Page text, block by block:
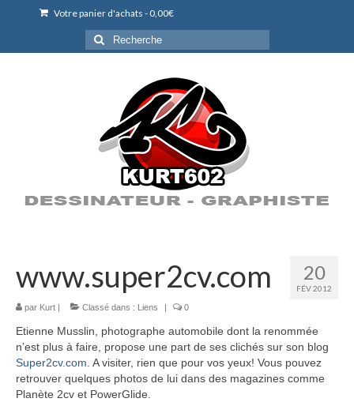
Votre panier d'achats - 0,00€
Rechercher
:
20
FÉV 2012
www.super2cv.com
par Kurt | Classé dans : Liens | 0
Etienne Musslin, photographe automobile dont la renommée
n’est plus à faire, propose une part de ses clichés sur son blog
Super2cv.com . A visiter, rien que pour vos yeux! Vous pouvez
retrouver quelques photos de lui dans des magazines comme
Planète 2cv et PowerGlide.